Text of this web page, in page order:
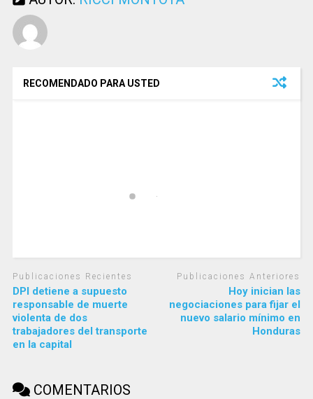
RECOMENDADO PARA USTED
Publicaciones Recientes
DPI detiene a supuesto
responsable de muerte
violenta de dos
trabajadores del transporte
en la capital
Publicaciones Anteriores
Hoy inician las
negociaciones para fijar el
nuevo salario mínimo en
Honduras
COMENTARIOS